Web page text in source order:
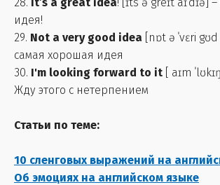
идея!
29. Not a very good idea [nɒt ə ˈvɛri
самая хорошая идея
30. I'm looking forward to it
[ aɪm
Жду этого с нетерпением
Статьи по теме:
10 сленговых выражений на
Об эмоциях на английском языке